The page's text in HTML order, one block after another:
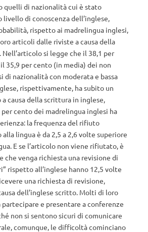
quelli di nazionalità cui è stato
livello di conoscenza dell’inglese,
rispetto ai madrelingua inglesi,
articoli dalle riviste a causa della
si legge che il 38,1 per
35,9 per cento (in media) dei non
di nazionalità con moderata e bassa
rispettivamente, ha subito un
causa della scrittura in inglese,
cento dei madrelingua inglesi ha
la frequenza del rifiuto
lingua è da 2,5 a 2,6 volte superiore
E se l’articolo non viene rifiutato, è
che venga richiesta una revisione di
rispetto all’inglese hanno 12,5 volte
una richiesta di revisione,
dell’inglese scritto. Molti di loro
partecipare e presentare a conferenze
non si sentono sicuri di comunicare
comunque, le difficoltà cominciano